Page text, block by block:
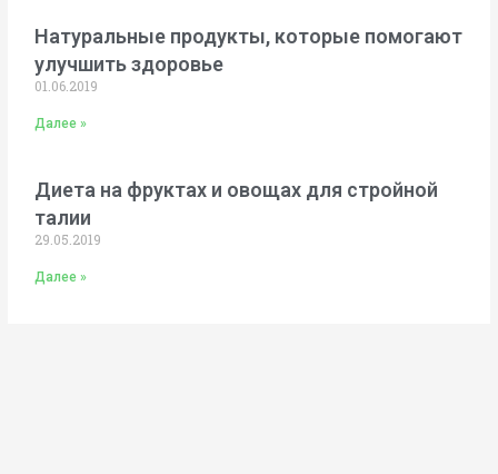
Натуральные продукты, которые помогают
улучшить здоровье
01.06.2019
Далее »
Диета на фруктах и овощах для стройной
талии
29.05.2019
Далее »